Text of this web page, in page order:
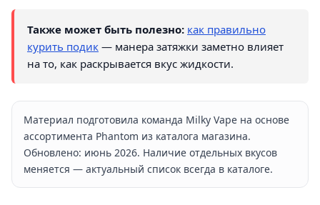
Также может быть полезно: как правильно
курить подик — манера затяжки заметно влияет
на то, как раскрывается вкус жидкости.
Материал подготовила команда Milky Vape на основе
ассортимента Phantom из каталога магазина.
Обновлено: июнь 2026. Наличие отдельных вкусов
меняется — актуальный список всегда в каталоге.